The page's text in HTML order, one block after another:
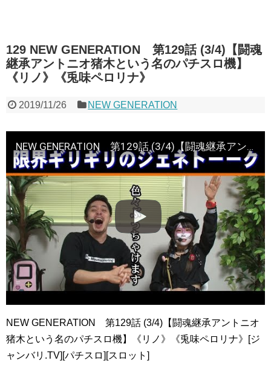
129 NEW GENERATION 第129話 (3/4)【闘魂
継承アントニオ猪木という名のパチスロ機】
《リノ》《兎味ペロリナ》
2019/11/26 NEW GENERATION
NEW GENERATION 第129話 (3/4)【闘魂継承アントニオ猪木という名のパチスロ機】《リノ》《兎味ペロリナ》[ジャンバリ.TV][パチスロ][スロット]
NEW GENERATION 第129話 (3/4)【闘魂継承アントニオ
猪木という名のパチスロ機】《リノ》《兎味ペロリナ》[ジ
ャンバリ.TV][パチスロ][スロット]